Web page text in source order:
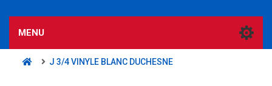
MENU
J 3/4 VINYLE BLANC DUCHESNE